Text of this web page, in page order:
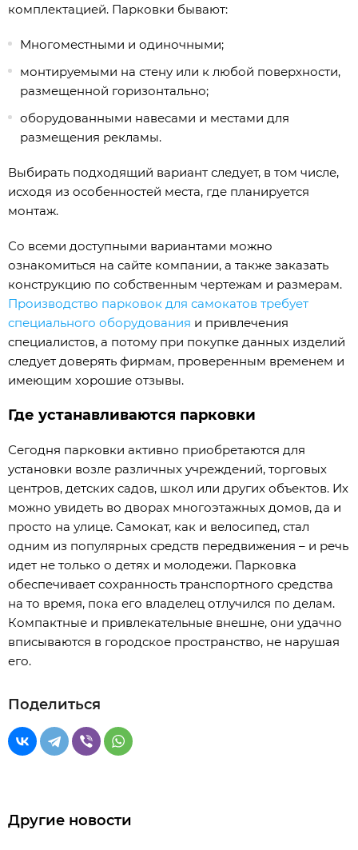
комплектацией. Парковки бывают:
Многоместными и одиночными;
монтируемыми на стену или к любой поверхности,
размещенной горизонтально;
оборудованными навесами и местами для
размещения рекламы.
Выбирать подходящий вариант следует, в том числе,
исходя из особенностей места, где планируется
монтаж.
Со всеми доступными вариантами можно
ознакомиться на сайте компании, а также заказать
конструкцию по собственным чертежам и размерам.
Производство парковок для самокатов требует
специального оборудования и привлечения
специалистов, а потому при покупке данных изделий
следует доверять фирмам, проверенным временем и
имеющим хорошие отзывы.
Где устанавливаются парковки
Сегодня парковки активно приобретаются для
установки возле различных учреждений, торговых
центров, детских садов, школ или других объектов. Их
можно увидеть во дворах многоэтажных домов, да и
просто на улице. Самокат, как и велосипед, стал
одним из популярных средств передвижения – и речь
идет не только о детях и молодежи. Парковка
обеспечивает сохранность транспортного средства
на то время, пока его владелец отлучился по делам.
Компактные и привлекательные внешне, они удачно
вписываются в городское пространство, не нарушая
его.
Поделиться
Другие новости